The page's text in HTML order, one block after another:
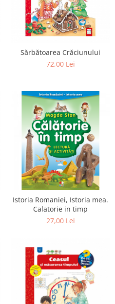
Sărbătoarea Crăciunului
72,00 Lei
Istoria Romaniei, Istoria mea.
Calatorie in timp
27,00 Lei